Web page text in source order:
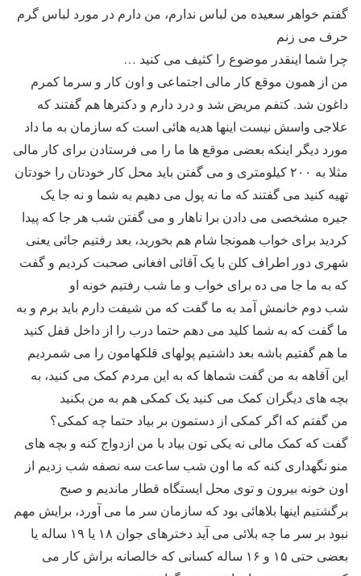
گفتم خواهر سعیده من لباس ندارم، من دارم در مورد لباس گرم
حرف می زنم
چرا شما اینقدر موضوع را کثیف می کنید …
من از همون موقع کار مالی اجتماعی و اون کار و سرما کمرم
داغون شد. کتفم مریض شد و درد دارم و دکترها هم گفتند که
علاجی واسش نیست اینها هدیه هائی است که سازمان به ما داد
مورد دیگر اینکه بعضی موقع ها ما را می فرستادن برای کار مالی
مثلا به ۲۰۰ کیلومتری و می گفتن باید محل کار خودتان را خودتان
تهیه کنید می گفتند که ما نه پول می دهیم به شما و نه جا یک
جیره مشخصی می دادن برا ناهار و می گفتن شب هر جا که پیدا
کردید برای خواب همونجا شام هم بخورید، بعد رفتیم جائی یعنی
شهری دور اطراف کلن با یک آقائی افغانی صحبت کردیم و گفت
که به ما جا می ده برای خواب و ما شب رفتیم خونه او
شب دوم خانمش آمد به ما گفت که من شیفت دارم باید برم و به
ما گفت که به شما کلید می دهم حتما درب را از داخل قفل کنید
ما هم گفتیم باشه بعد داشتیم پولهای قلکهامون را می شمردیم
این آقاهه به من گفت شماها که به این مردم کمک می کنید، به
بچه های دیگران کمک می کنید یک کمکی هم به من بکنید
من گفتم که اگر کمکی از دستمون بر بیاد حتما چه کمکی؟
گفت که کمک مالی نه یکی تون بیاد با من ازدواج کنه و بچه های
منو نگهداری کنه که ما اون شب ساعت سه نصفه شب زدیم از
اون خونه بیرون و توی محل ایستگاه قطار ماندیم و صبح
برگشتیم اینها بلاهائی بود که سازمان سر ما می آورد، برایش مهم
نبود بر سر ما چه بلائی می آید دخترهای جوان ۱۸ یا ۱۹ ساله یا
بعضی حتی ۱۵ و ۱۶ ساله کسانی که خالصانه براش کار می